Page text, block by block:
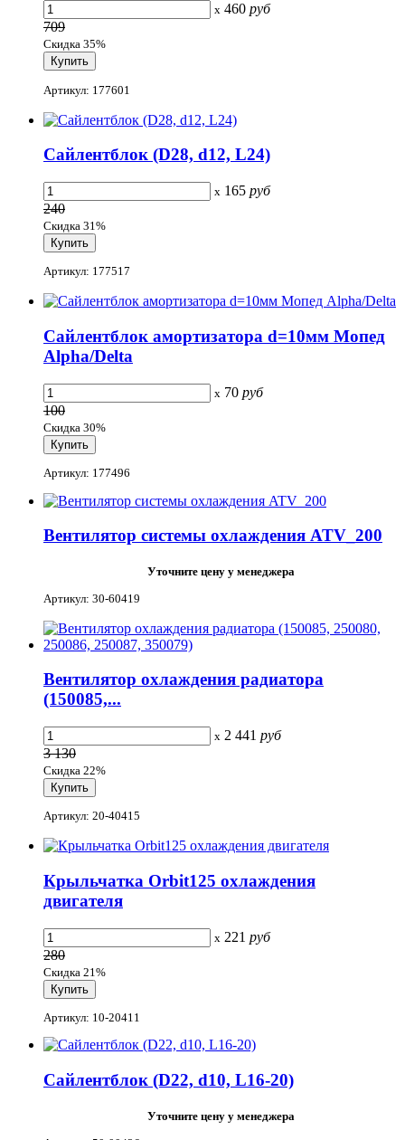
x 460 руб
709
Скидка 35%
Артикул: 177601
Сайлентблок (D28, d12, L24)
x 165 руб
240
Скидка 31%
Артикул: 177517
Сайлентблок амортизатора d=10мм Мопед
Alpha/Delta
x 70 руб
100
Скидка 30%
Артикул: 177496
Вентилятор системы охлаждения ATV_200
Уточните цену у менеджера
Артикул: 30-60419
Вентилятор охлаждения радиатора
(150085,...
x 2 441 руб
3 130
Скидка 22%
Артикул: 20-40415
Крыльчатка Orbit125 охлаждения
двигателя
x 221 руб
280
Скидка 21%
Артикул: 10-20411
Сайлентблок (D22, d10, L16-20)
Уточните цену у менеджера